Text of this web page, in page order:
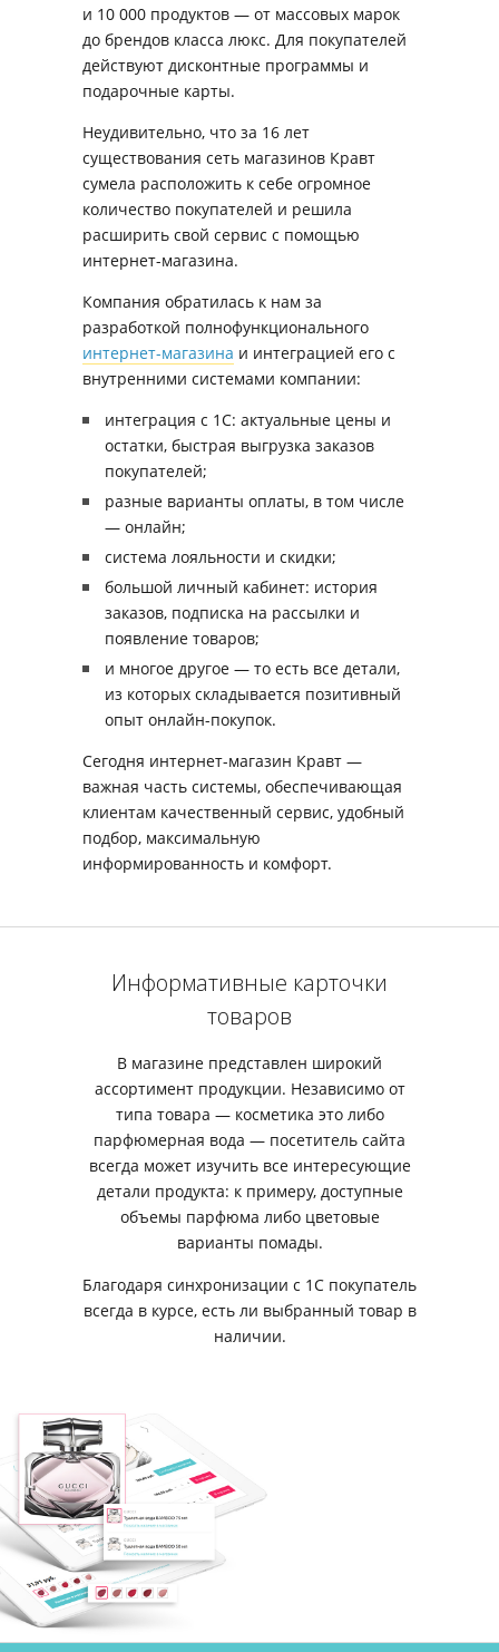
и 10 000 продуктов — от массовых марок
до брендов класса люкс. Для покупателей
действуют дисконтные программы и
подарочные карты.
Неудивительно, что за 16 лет
существования сеть магазинов Кравт
сумела расположить к себе огромное
количество покупателей и решила
расширить свой сервис с помощью
интернет-магазина.
Компания обратилась к нам за
разработкой полнофункционального
интернет-магазина и интеграцией его с
внутренними системами компании:
интеграция с 1С: актуальные цены и
остатки, быстрая выгрузка заказов
покупателей;
разные варианты оплаты, в том числе
— онлайн;
система лояльности и скидки;
большой личный кабинет: история
заказов, подписка на рассылки и
появление товаров;
и многое другое — то есть все детали,
из которых складывается позитивный
опыт онлайн-покупок.
Сегодня интернет-магазин Кравт —
важная часть системы, обеспечивающая
клиентам качественный сервис, удобный
подбор, максимальную
информированность и комфорт.
Информативные карточки
товаров
В магазине представлен широкий
ассортимент продукции. Независимо от
типа товара — косметика это либо
парфюмерная вода — посетитель сайта
всегда может изучить все интересующие
детали продукта: к примеру, доступные
объемы парфюма либо цветовые
варианты помады.
Благодаря синхронизации с 1С покупатель
всегда в курсе, есть ли выбранный товар в
наличии.